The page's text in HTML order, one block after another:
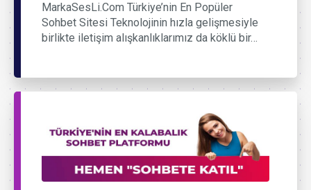
MarkaSesLi.Com Türkiye’nin En Popüler
Sohbet Sitesi Teknolojinin hızla gelişmesiyle
birlikte iletişim alışkanlıklarımız da köklü bir…